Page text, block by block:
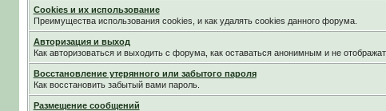
Cookies и их использование
Преимущества использования cookies, и как удалять cookies данного форума.
Авторизация и выход
Как авторизоваться и выходить с форума, как оставаться анонимным и не
Восстановление утерянного или забытого пароля
Как восстановить забытый вами пароль.
Размещение сообщений